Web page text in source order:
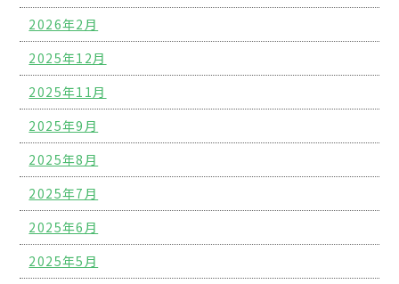
2026年2月
2025年12月
2025年11月
2025年9月
2025年8月
2025年7月
2025年6月
2025年5月